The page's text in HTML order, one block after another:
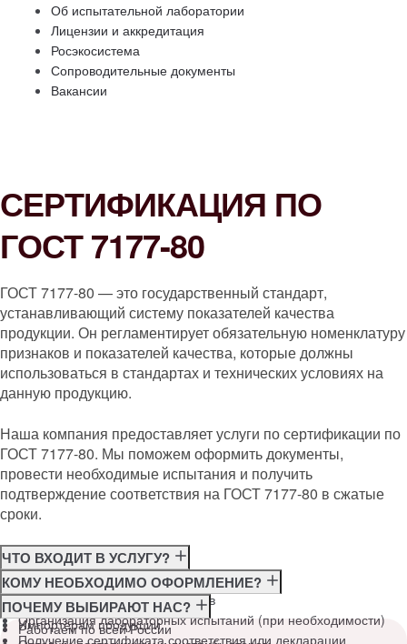
Об испытательной лаборатории
Лицензии и аккредитация
Росэкосистема
Сопроводительные документы
Вакансии
СЕРТИФИКАЦИЯ ПО
ГОСТ 7177-80
ГОСТ 7177-80 — это государственный стандарт,
устанавливающий систему показателей качества
продукции. Он регламентирует обязательную номенклатуру
признаков и показателей качества, которые должны
использоваться в стандартах и технических условиях на
данную продукцию.
Наша компания предоставляет услуги по сертификации по
ГОСТ 7177-80. Мы поможем оформить документы,
провести необходимые испытания и получить
подтверждение соответствия на ГОСТ 7177-80 в сжатые
сроки.
ЧТО ВХОДИТ В УСЛУГУ?
Консультация по требованиям ГОСТ
Подготовка и подача документов
Организация лабораторных испытаний (при необходимости)
Получение сертификата соответствия или декларации
КОМУ НЕОБХОДИМО ОФОРМЛЕНИЕ?
Производителям
Импортёрам продукции
ПОЧЕМУ ВЫБИРАЮТ НАС?
Работаем по всей России